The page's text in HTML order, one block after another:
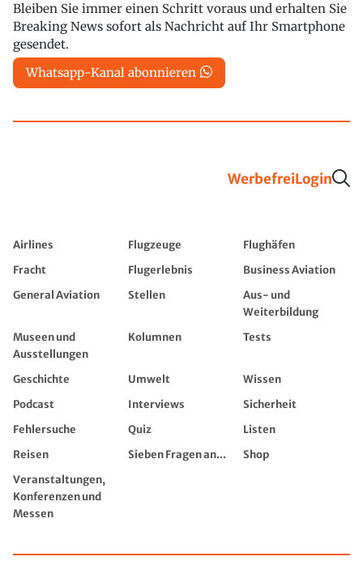
Bleiben Sie immer einen Schritt voraus und erhalten Sie
Breaking News sofort als Nachricht auf Ihr Smartphone
gesendet.
Whatsapp-Kanal abonnieren
WerbefreiLogin
Airlines Flugzeuge
Flughäfen
Fracht
Flugerlebnis
Business Aviation
General Aviation
Stellen
Aus- und
Weiterbildung
Museen und
Ausstellungen
Kolumnen Tests
Geschichte Umwelt
Wissen
Podcast
Interviews
Sicherheit
Fehlersuche
Quiz
Listen
Reisen
Sieben Fragen an...
Shop
Veranstaltungen,
Konferenzen und
Messen